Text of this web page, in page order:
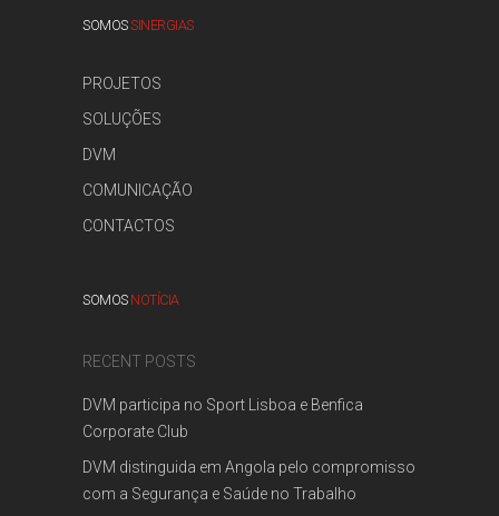
SOMOSSINERGIAS
PROJETOS
SOLUÇÕES
DVM
COMUNICAÇÃO
CONTACTOS
SOMOS NOTÍCIA
RECENT POSTS
DVM participa no Sport Lisboa e Benfica
Corporate Club
DVM distinguida em Angola pelo compromisso
com a Segurança e Saúde no Trabalho